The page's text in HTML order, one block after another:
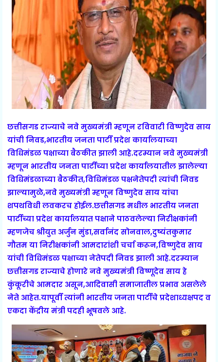
छत्तीसगड राज्याचे नवे मुख्यमंत्री म्हणून रविवारी विष्णुदेव साय
यांची निवड,भारतीय जनता पार्टी प्रदेश कार्यालयाच्या
विधिमंडळ पक्षाच्या बैठकीत झाली आहे.दरम्यान नवे मुख्यमंत्री
म्हणून भारतीय जनता पार्टीच्या प्रदेश कार्यालयातील झालेल्या
विधिमंडळाच्या बैठकीत,विधिमंडळ पक्षनेतेपदी त्यांची निवड
झाल्यामुळे,नवे मुख्यमंत्री म्हणून विष्णुदेव साय यांचा
शपथविधी लवकरच होईल.छत्तीसगड मधील भारतीय जनता
पार्टीच्या प्रदेश कार्यालयात पक्षाने पाठवलेल्या निरीक्षकांनी
म्हणजेच श्रीयुत अर्जुन मुंडा,सर्वानंद सोनवाल,दुष्यंतकुमार
गौतम या निरीक्षकांनी आमदारांशी चर्चा करून,विष्णुदेव साय
यांची विधिमंडळ पक्षाच्या नेतेपदी निवड झाली आहे.दरम्यान
छत्तीसगड राज्याचे होणारे नवे मुख्यमंत्री विष्णूदेव साय हे
कुंकूरीचे आमदार असून,आदिवासी समाजातील प्रभाव असलेले
नेते आहेत.यापूर्वी त्यांनी भारतीय जनता पार्टीचे प्रदेशाध्यक्षपद व
एकदा केंद्रीय मंत्री पदही भूषवले आहे.